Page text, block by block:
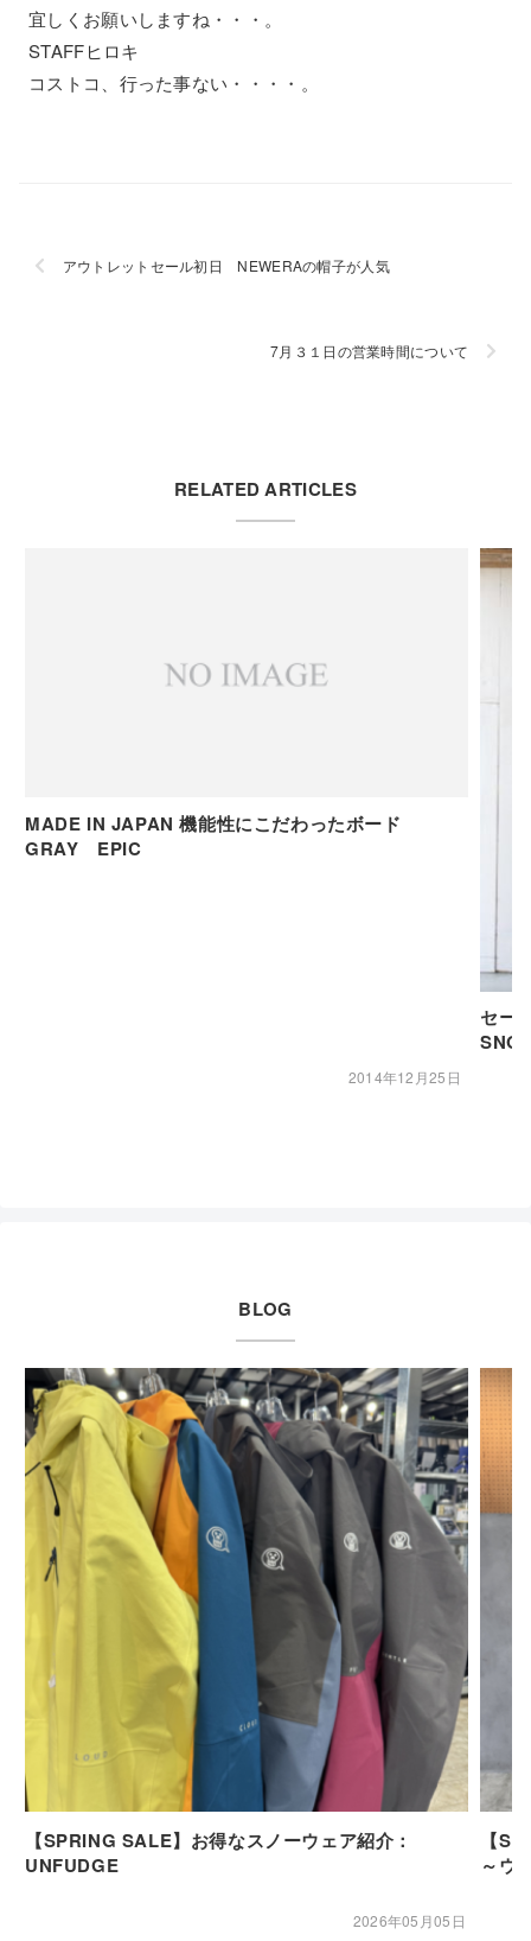
宜しくお願いしますね・・・。
STAFFヒロキ
コストコ、行った事ない・・・・。
アウトレットセール初日 NEWERAの帽子が人気
7月３１日の営業時間について
RELATED ARTICLES
MADE IN JAPAN 機能性にこだわったボード
GRAY EPIC
2014年12月25日
セー
BLOG
【SPRING SALE】お得なスノーウェア紹介：
UNFUDGE
2026年05月05日
【
～ウ